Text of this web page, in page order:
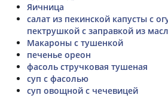
Яичница
салат из пекинской капусты с
пектрушкой с заправкой из
Макароны с тушенкой
печенье ореон
фасоль стручковая тушеная
суп с фасолью
суп овощной с чечевицей